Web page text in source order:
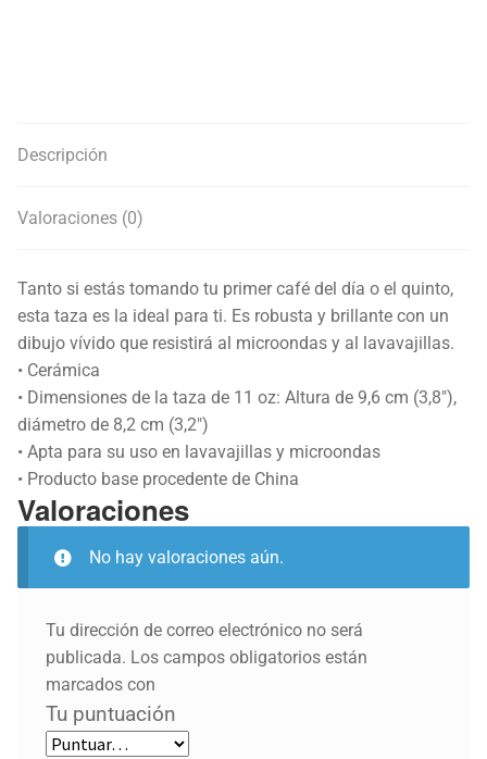
Descripción
Valoraciones (0)
Tanto si estás tomando tu primer café del día o el quinto,
esta taza es la ideal para ti. Es robusta y brillante con un
dibujo vívido que resistirá al microondas y al lavavajillas.
• Cerámica
• Dimensiones de la taza de 11 oz: Altura de 9,6 cm (3,8″),
diámetro de 8,2 cm (3,2″)
• Apta para su uso en lavavajillas y microondas
• Producto base procedente de China
Valoraciones
No hay valoraciones aún.
Tu dirección de correo electrónico no será
publicada. Los campos obligatorios están
marcados con
Tu puntuación